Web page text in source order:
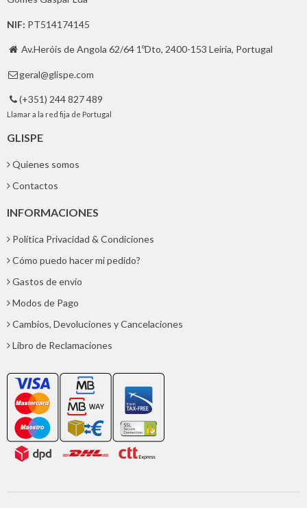
NIF: PT514174145
 Av.Heróis de Angola 62/64 1ºDto, 2400-153 Leiria, Portugal
 geral@glispe.com
 (+351) 244 827 489
Llamar a la red fija de Portugal
GLISPE
Quienes somos
Contactos
INFORMACIONES
Política Privacidad & Condiciones
Cómo puedo hacer mi pedido?
Gastos de envío
Modos de Pago
Cambios, Devoluciones y Cancelaciones
Libro de Reclamaciones